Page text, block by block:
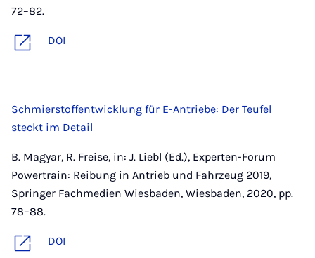
72–82.
DOI
Schmierstoffentwicklung für E-Antriebe: Der Teufel
steckt im Detail
B. Magyar, R. Freise, in: J. Liebl (Ed.), Experten-Forum
Powertrain: Reibung in Antrieb und Fahrzeug 2019,
Springer Fachmedien Wiesbaden, Wiesbaden, 2020, pp.
78–88.
DOI